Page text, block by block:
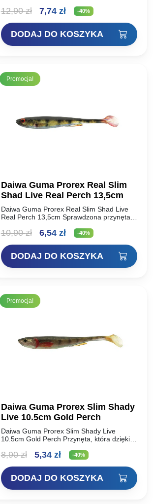
dostępna w nowym realistycznym kolorze
12,90zł
Pierwotna
cena
wynosiła:
7,74 złAktualna
cena
wynosi:
-40%
DODAJ DO KOSZYKA
Promocja!
Daiwa Guma Prorex Real Slim
Shad Live Real Perch 13,5cm
Daiwa Guma Prorex Real Slim Shad Live
Real Perch 13,5cm Sprawdzona przynęta
dostępna w nowym realistycznym kolorze
10,90zł
Pierwotna
cena
wynosiła:
6,54 złAktualna
cena
wynosi:
-40%
DODAJ DO KOSZYKA
Promocja!
Daiwa Guma Prorex Slim Shady
Live 10.5cm Gold Perch
Daiwa Guma Prorex Slim Shady Live
10.5cm Gold Perch Przynęta, która dzięki
żywa ryba, przyciągając uwagę
8,90zł
Pierwotna
cena
wynosiła:
5,34 złAktualna
cena
wynosi:
-40%
DODAJ DO KOSZYKA